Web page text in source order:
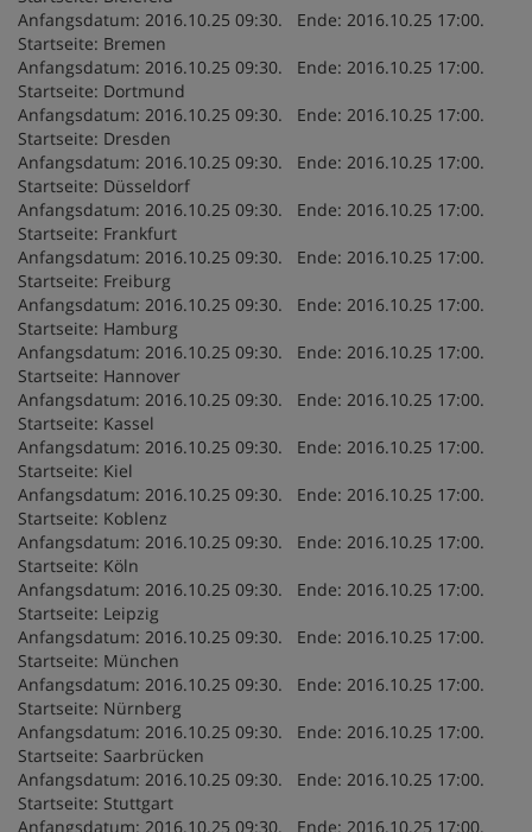
Anfangsdatum: 2016.10.25 09:30. Ende: 2016.10.25 17:00.
Startseite: Bremen
Anfangsdatum: 2016.10.25 09:30. Ende: 2016.10.25 17:00.
Startseite: Dortmund
Anfangsdatum: 2016.10.25 09:30. Ende: 2016.10.25 17:00.
Startseite: Dresden
Anfangsdatum: 2016.10.25 09:30. Ende: 2016.10.25 17:00.
Startseite: Düsseldorf
Anfangsdatum: 2016.10.25 09:30. Ende: 2016.10.25 17:00.
Startseite: Frankfurt
Anfangsdatum: 2016.10.25 09:30. Ende: 2016.10.25 17:00.
Startseite: Freiburg
Anfangsdatum: 2016.10.25 09:30. Ende: 2016.10.25 17:00.
Startseite: Hamburg
Anfangsdatum: 2016.10.25 09:30. Ende: 2016.10.25 17:00.
Startseite: Hannover
Anfangsdatum: 2016.10.25 09:30. Ende: 2016.10.25 17:00.
Startseite: Kassel
Anfangsdatum: 2016.10.25 09:30. Ende: 2016.10.25 17:00.
Startseite: Kiel
Anfangsdatum: 2016.10.25 09:30. Ende: 2016.10.25 17:00.
Startseite: Koblenz
Anfangsdatum: 2016.10.25 09:30. Ende: 2016.10.25 17:00.
Startseite: Köln
Anfangsdatum: 2016.10.25 09:30. Ende: 2016.10.25 17:00.
Startseite: Leipzig
Anfangsdatum: 2016.10.25 09:30. Ende: 2016.10.25 17:00.
Startseite: München
Anfangsdatum: 2016.10.25 09:30. Ende: 2016.10.25 17:00.
Startseite: Nürnberg
Anfangsdatum: 2016.10.25 09:30. Ende: 2016.10.25 17:00.
Startseite: Saarbrücken
Anfangsdatum: 2016.10.25 09:30. Ende: 2016.10.25 17:00.
Startseite: Stuttgart
Anfangsdatum: 2016.10.25 09:30. Ende: 2016.10.25 17:00.